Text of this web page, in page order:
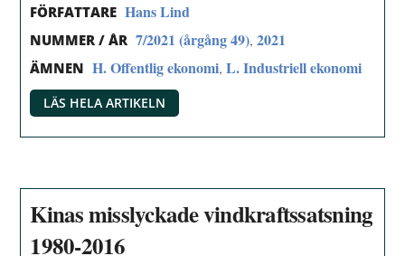
FÖRFATTARE Hans Lind
NUMMER / ÅR 7/2021 (årgång 49),2021
ÄMNEN H. Offentlig ekonomi,L. Industriell ekonomi
LÄS HELA ARTIKELN
Kinas misslyckade vindkraftssatsning
1980-2016